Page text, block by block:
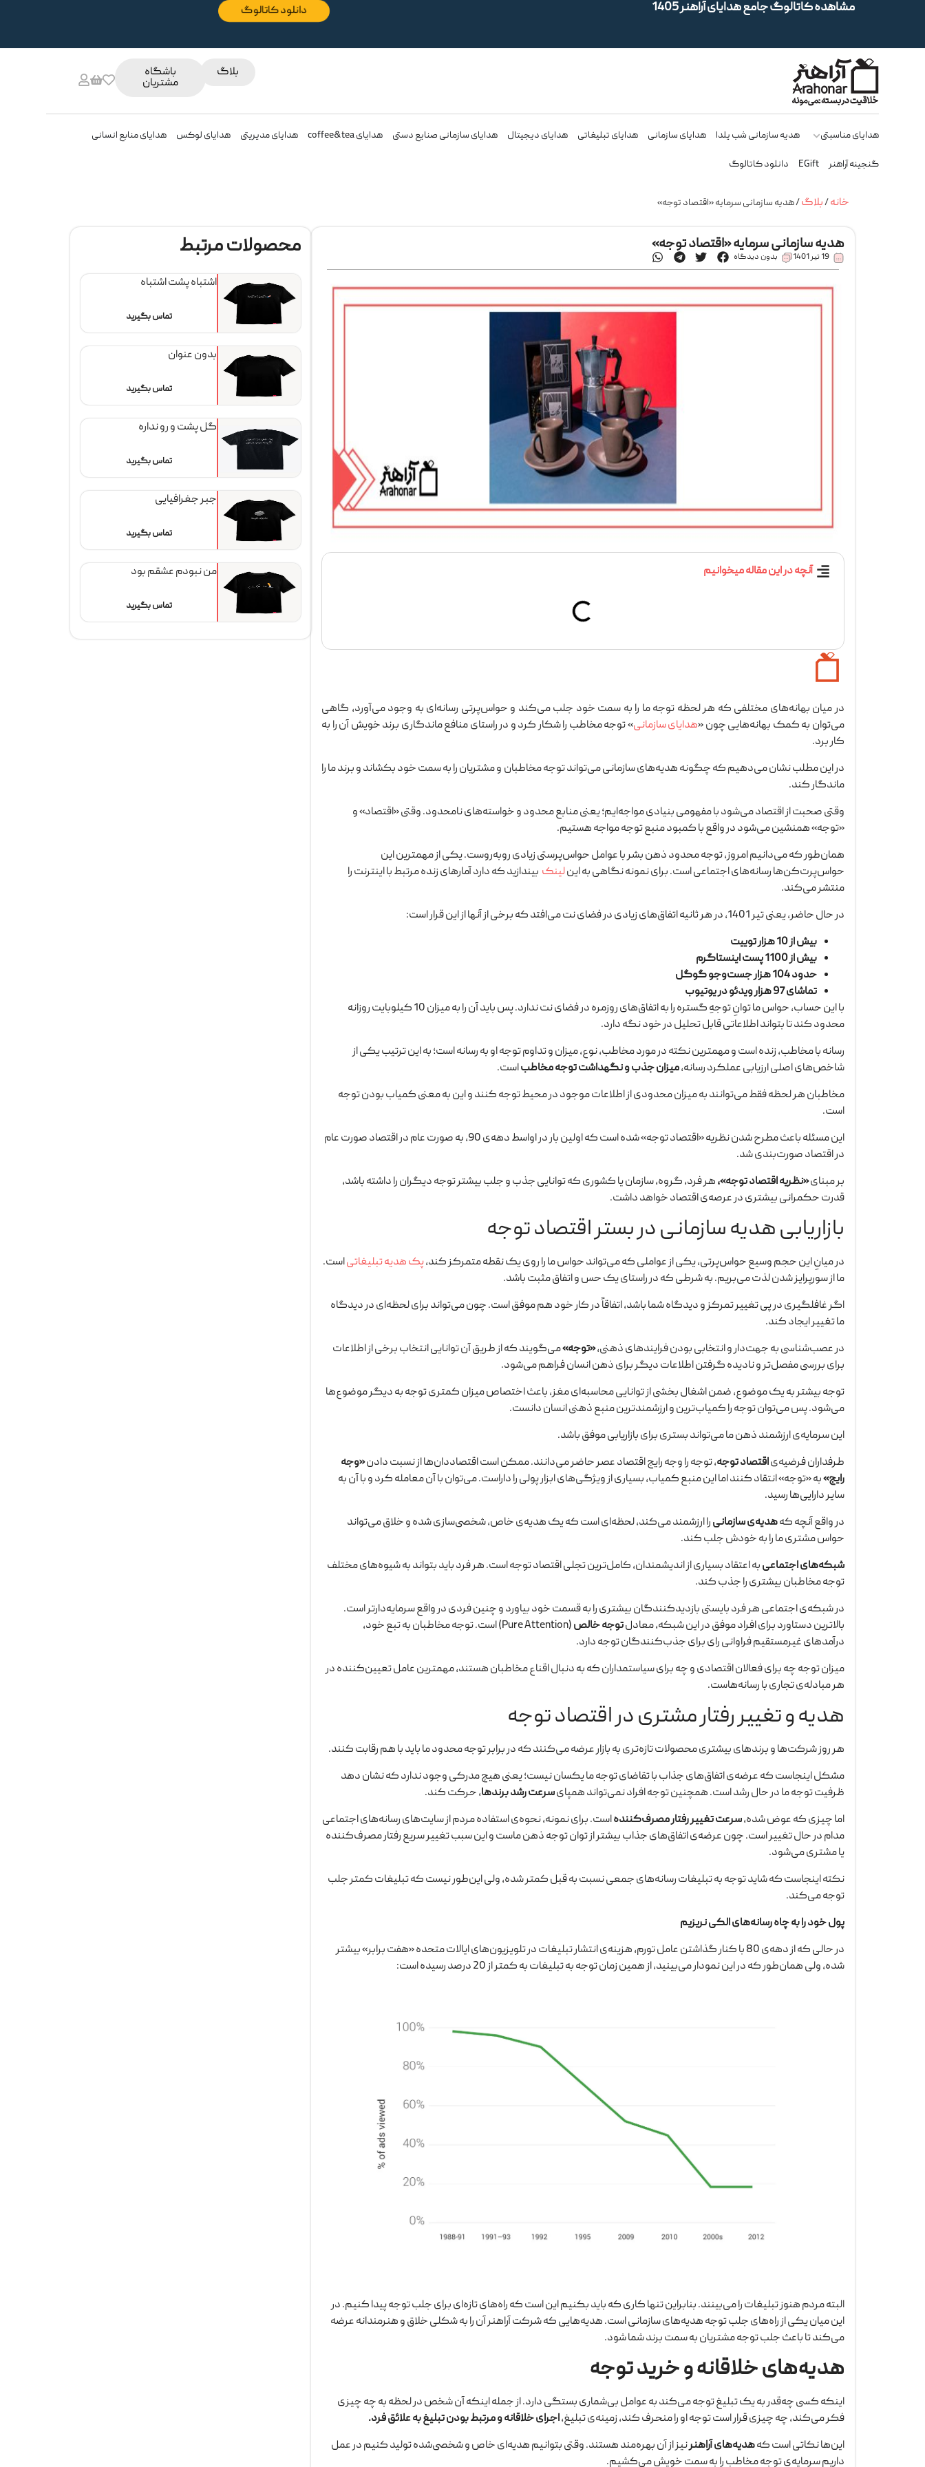
مشاهده کاتالوگ جامع هدایای آراهنر 1405 دانلود کاتالوگ
بلاگ باشگاه
مشتریان
هدایای مناسبتی هدیه سازمانی شب یلدا هدایای سازمانی هدایای تبلیغاتی هدایای دیجیتال هدایای سازمانی صنایع دستی هدایای coffee&tea هدایای مدیریتی هدایای لوکس هدایای منابع انسانی
گنجینه آراهنر EGift دانلود کاتالوگ
خانه/بلاگ/ هدیه‌ سازمانی سرمایه «اقتصاد توجه»
هدیه‌ سازمانی سرمایه «اقتصاد توجه»
19 تیر 1401 بدون دیدگاه
آنچه در این مقاله میخوانیم
در میان بهانه‌های مختلفی که هر لحظه توجه ما را به سمت خود جلب می‌کند و حواس‌پرتی رسانه‌ای به وجود می‌آورد، گاهی
می‌توان به کمک بهانه‌هایی چون «هدایای سازمانی» توجه مخاطب را شکار کرد و در راستای منافع ماندگاری برند خویش آن را به
کار برد.
در این مطلب نشان می‌دهیم که چگونه هدیه‌های سازمانی می‌تواند توجه مخاطبان و مشتریان را به سمت خود بکشاند و برند ما را
ماندگار کند.
وقتی صحبت از اقتصاد می‌شود با مفهومی بنیادی مواجه‌ایم؛ یعنی منابع محدود و خواسته‌های نامحدود. وقتی «اقتصاد» و
«توجه» همنشین می‌شود در واقع با کمبود منبع توجه مواجه هستیم.
همان‌طور که می‌دانیم امروز، توجه محدود ذهن بشر با عوامل حواس‌پرستی زیادی روبه‌روست. یکی از مهمترین این
حواس‌پرت‌کن‌ها رسانه‌های اجتماعی است. برای نمونه نگاهی به اینلینک بیندازید که دارد آمارهای زنده مرتبط با اینترنت را
منتشر می‌کند.
در حال حاضر، یعنی تیر 1401، در هر ثانیه اتفاق‌های زیادی در فضای نت می‌افتد که برخی از آنها از این قرار است:
بیش از 10 هزار توییت
بیش از 1100 پست اینستاگرم
حدود 104 هزار جست‌وجو گوگل
تماشای 97 هزار ویدئو در یوتیوب
با این حساب، حواس ما توانِ توجهِ گستره را به اتفاق‌های روزمره در فضای نت ندارد. پس باید آن را به میزان 10 کیلوبایت روزانه
محدود کند تا بتواند اطلاعاتی قابل تحلیل در خود نگه دارد.
رسانه با مخاطب، زنده است و مهمترین نکته در مورد مخاطب، نوع، میزان و تداوم توجه او به رسانه است؛ به این ترتیب یکی از
شاخص‌های اصلی ارزیابی عملکرد رسانه،میزان جذب و نگهداشت توجه مخاطباست.
مخاطبان هر لحظه فقط می‌توانند به میزان محدودی از اطلاعات موجود در محیط توجه کنند و این به معنی کمیاب بودن توجه
است.
این مسئله باعث مطرح شدن نظریه «اقتصاد توجه» شده است که اولین بار در اواسط دهه‌ی 90، به صورت عام در اقتصاد صورت عام
در اقتصاد صورت‌بندی شد.
بر مبنای«نظریه‌ اقتصاد توجه»،هر فرد، گروه، سازمان یا کشوری که توانایی جذب و جلب بیشتر توجه دیگران را داشته باشد،
قدرت حکمرانی بیشتری در عرصه‌ی اقتصاد خواهد داشت.
بازاریابی هدیه سازمانی در بستر اقتصاد توجه
در میانِ این حجم وسیع حواس‌پرتی، یکی از عواملی که می‌تواند حواس ما را روی یک نقطه متمرکز کند،پک هدیه تبلیغاتیاست.
ما از سورپرایز شدن لذت می‌بریم. به شرطی که در راستای یک حس و اتفاق مثبت باشد.
اگر غافلگیری در پی تغییر تمرکز و دیدگاه شما باشد، اتفاقاً در کار خود هم موفق است. چون می‌تواند برای لحظه‌ای در دیدگاه
ما تغییر ایجاد کند.
در عصب‌شناسی به جهت‌دار و انتخابی بودن فرایندهای ذهنی،«توجه»می‌گویند که از طریق آن توانایی انتخاب برخی از اطلاعات
برای بررسی مفصل‌تر و نادیده گرفتن اطلاعات دیگر برای ذهن انسان فراهم می‌شود.
توجه بیشتر به یک موضوع، ضمن اشغال بخشی از توانایی محاسبه‌ای مغز، باعث اختصاص میزان کمتری توجه به دیگر موضوع‌ها
می‌شود. پس می‌توان توجه را کمیاب‌ترین و ارزشمندترین منبع ذهنی انسان دانست.
این سرمایه‌ی ارزشمند ذهن ما می‌تواند بستری برای بازاریابی موفق باشد.
طرفداران فرضیه‌یاقتصاد توجه، توجه را وجه رایج اقتصاد عصر حاضر می‌دانند. ممکن است اقتصاددان‌ها از نسبت دادن«وجه
رایج»به «توجه» انتقاد کنند اما این منبع کمیاب، بسیاری از ویژگی‌های ابزار پولی را داراست. می‌توان با آن معامله کرد و با آن به
سایر دارایی‌ها رسید.
در واقع آنچه کههدیه‌ی سازمانیرا ارزشمند می‌کند، لحظه‌ای است که یک هدیه‌ی خاص، شخصی‌سازی شده و خلاق می‌تواند
حواس مشتری ما را به خودش جلب کند.
شبکه‌های اجتماعیبه اعتقاد بسیاری از اندیشمندان، کامل‌ترین تجلی اقتصاد توجه است. هر فرد باید بتواند به شیوه‌های مختلف
توجه مخاطبان بیشتری را جذب کند.
در شبکه‌ی اجتماعی هر فرد بایستی بازدیدکنندگان بیشتری را به قسمت خود بیاورد و چنین فردی در واقع سرمایه‌دارتر است.
بالاترین دستاورد برای افراد موفق در این شبکه، معادلتوجه خالص
(Pure Attention) است. توجه مخاطبان به تبع خود،
درآمدهای غیرمستقیم فراوانی رای برای جذب‌کنندگان توجه دارد.
میزان توجه چه برای فعالان اقتصادی و چه برای سیاستمداران که به دنبال اقناع مخاطبان هستند، مهمترین عامل تعیین‌کننده در
هر مبادله‌ی تجاری با رسانه‌هاست.
هدیه و تغییر رفتار مشتری در اقتصاد توجه
هر روز شرکت‌ها و برندهای بیشتری محصولات تازه‌تری به بازار عرضه می‌کنند که در برابر توجه‌ محدود ما باید با هم رقابت کنند.
مشکل اینجاست که عرضه‌ی اتفاق‌های جذاب با تقاضای توجه ما یکسان نیست؛ یعنی هیچ مدرکی وجود ندارد که نشان دهد
ظرفیت توجه ما در حال رشد است. همچنین توجه افراد نمی‌تواند همپایسرعت رشد برندها، حرکت کند.
اما چیزی که عوض شده،سرعت تغییر رفتار مصرف‌کنندهاست. برای نمونه، نحوه‌ی استفاده مردم از سایت‌های رسانه‌های اجتماعی
مدام در حال تغییر است. چون عرضه‌ی اتفاق‌های جذاب بیشتر از توان توجه ذهن ماست و این سبب تغییر سریع رفتار مصرف‌کننده
یا مشتری می‌شود.
نکته اینجاست که شاید توجه به تبلیغات رسانه‌های جمعی نسبت به قبل کمتر شده، ولی این‌طور نیست که تبلیغات کمتر جلب
توجه می‌کند.
پول خود را به چاه رسانه‌های الکی نریزیم
در حالی که از دهه‌ی 80 با کنار گذاشتن عامل تورم، هزینه‌ی انتشار تبلیغات در تلویزیون‌های ایالات متحده «هفت برابر» بیشتر
شده، ولی همان‌طور که در این نمودار می‌بینید، از همین زمان توجه به تبلیغات به کمتر از 20 درصد رسیده است:
البته مردم هنوز تبلیغات را می‌بینند. بنابراین تنها کاری که باید بکنیم این است که راه‌های تازه‌ای برای جلب توجه پیدا کنیم. در
این میان یکی از راه‌های جلب توجه هدیه‌های سازمانی است. هدیه‌هایی که شرکت آراهنر آن را به شکلی خلاق و هنرمندانه عرضه
می‌کند تا باعث جلب توجه مشتریان به سمت برند شما شود.
هدیه‌های خلاقانه و خرید توجه
اینکه کسی چه‌قدر به یک تبلیغ توجه می‌کند به عوامل بی‌شماری بستگی دارد. از جمله اینکه آن شخص در لحظه به چه چیزی
فکر می‌کند، چه چیزی قرار است توجه او را منحرف کند، زمینه‌ی تبلیغ،اجرای خلاقانه و مرتبط بودن تبلیغ به علائق فرد.
این‌ها نکاتی است کههدیه‌های آراهنرنیز از آن بهره‌مند هستند. وقتی بتوانیم هدیه‌ای خاص و شخصی‌شده تولید کنیم در عمل
داریم سرمایه‌ی توجه‌ مخاطب را به سمت خویش می‌کشیم.
محصولات مرتبط
اشتباه پشت اشتباه
تماس بگیرید
بدون عنوان
تماس بگیرید
گل پشت و رو نداره
تماس بگیرید
جبر جغرافیایی
تماس بگیرید
من نبودم عشقم بود
تماس بگیرید